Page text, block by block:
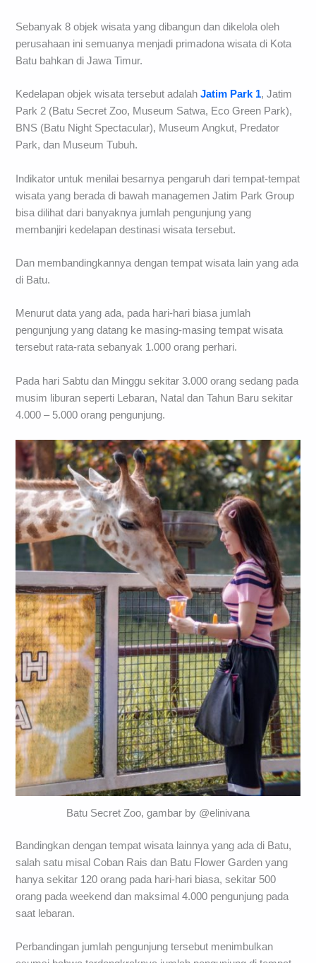
Sebanyak 8 objek wisata yang dibangun dan dikelola oleh
perusahaan ini semuanya menjadi primadona wisata di Kota
Batu bahkan di Jawa Timur.
Kedelapan objek wisata tersebut adalahJatim Park 1, Jatim
Park 2 (Batu Secret Zoo, Museum Satwa, Eco Green Park),
BNS (Batu Night Spectacular), Museum Angkut, Predator
Park, dan Museum Tubuh.
Indikator untuk menilai besarnya pengaruh dari tempat-tempat
wisata yang berada di bawah managemen Jatim Park Group
bisa dilihat dari banyaknya jumlah pengunjung yang
membanjiri kedelapan destinasi wisata tersebut.
Dan membandingkannya dengan tempat wisata lain yang ada
di Batu.
Menurut data yang ada, pada hari-hari biasa jumlah
pengunjung yang datang ke masing-masing tempat wisata
tersebut rata-rata sebanyak 1.000 orang perhari.
Pada hari Sabtu dan Minggu sekitar 3.000 orang sedang pada
musim liburan seperti Lebaran, Natal dan Tahun Baru sekitar
4.000 – 5.000 orang pengunjung.
Batu Secret Zoo, gambar by @elinivana
Bandingkan dengan tempat wisata lainnya yang ada di Batu,
salah satu misal Coban Rais dan Batu Flower Garden yang
hanya sekitar 120 orang pada hari-hari biasa, sekitar 500
orang pada weekend dan maksimal 4.000 pengunjung pada
saat lebaran.
Perbandingan jumlah pengunjung tersebut menimbulkan